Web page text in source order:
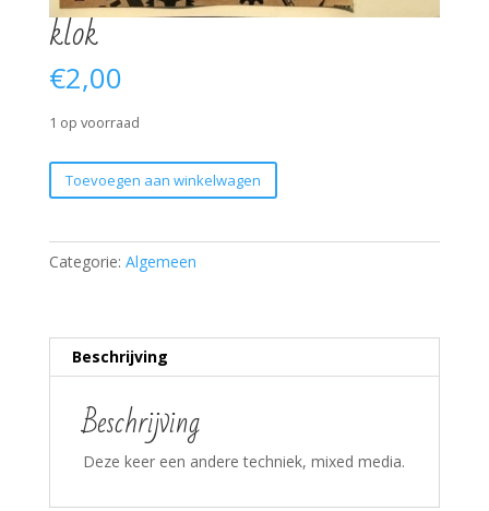
klok
€2,00
1 op voorraad
klok
aantal
Toevoegen aan winkelwagen
Categorie: Algemeen
Beschrijving
Beschrijving
Deze keer een andere techniek, mixed media.